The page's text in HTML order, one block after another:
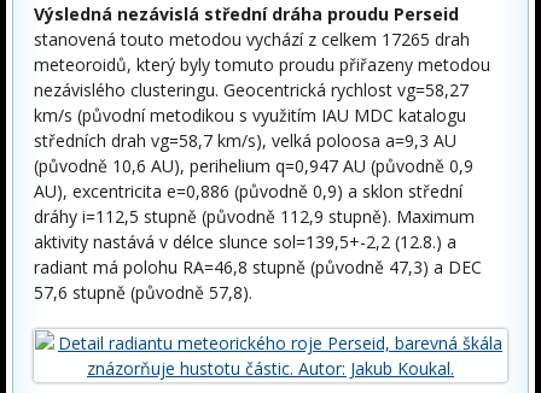
Výsledná nezávislá střední dráha proudu Perseid
stanovená touto metodou vychází z celkem 17265 drah
meteoroidů, který byly tomuto proudu přiřazeny metodou
nezávislého clusteringu. Geocentrická rychlost vg=58,27
km/s (původní metodikou s využitím IAU MDC katalogu
středních drah vg=58,7 km/s), velká poloosa a=9,3 AU
(původně 10,6 AU), perihelium q=0,947 AU (původně 0,9
AU), excentricita e=0,886 (původně 0,9) a sklon střední
dráhy i=112,5 stupně (původně 112,9 stupně). Maximum
aktivity nastává v délce slunce sol=139,5+-2,2 (12.8.) a
radiant má polohu RA=46,8 stupně (původně 47,3) a DEC
57,6 stupně (původně 57,8).